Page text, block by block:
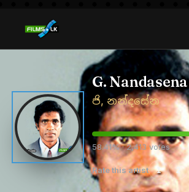
G. Nandasena
ජි, නන්දසේන
58.41% · 2,413 votes
Rate this artist 1 2